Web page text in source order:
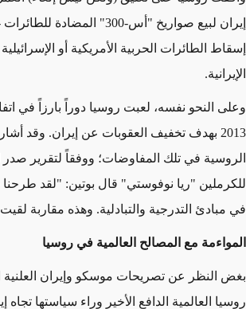
إيران لبيع صواريخ "أس-
إسقاط الطائرات الحربية الأمريكية أو
الإيرانية.
وعلى النحو نفسه، لعبت روسيا دوراً بارزاً في
2013 بهدف تخفيف العقوبات عن إيران. وقد
الروسية في تلك المفاوضات؛ ووفقاً لتقرير صدر
للكرملين "ريا نوفوستي" قال بوتين: "لقد
في مبادئ التدرجية والتبادلية. وهذه مقاربة
المواءمة مع المصالح العالمية في روسيا
بغض النظر عن تصريحات موسكو وإيران العلنية
روسيا العالمية الدافع الأخير وراء سياستها